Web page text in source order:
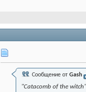
Сообщение от Gash
"Catacomb of the